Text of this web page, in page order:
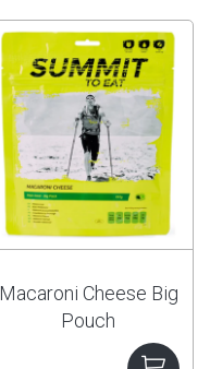
Macaroni Cheese Big
Pouch